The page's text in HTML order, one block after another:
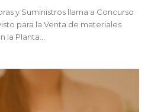
y Suministros llama a Concurso
para la Venta de materiales
Planta...